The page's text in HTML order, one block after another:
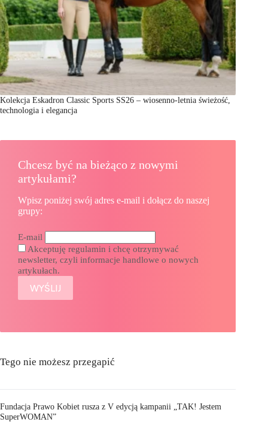
Kolekcja Eskadron Classic Sports SS26 – wiosenno-letnia świeżość,
technologia i elegancja
Chcesz być na bieżąco z nowymi
artykułami?
Wpisz poniżej swój adres e-mail i dołącz do naszej
grupy:
E-mail
Akceptuję regulamin i chcę otrzymywać
newsletter, czyli informacje handlowe o nowych
artykułach.
Tego nie możesz przegapić
Fundacja Prawo Kobiet rusza z V edycją kampanii „TAK! Jestem
SuperWOMAN”